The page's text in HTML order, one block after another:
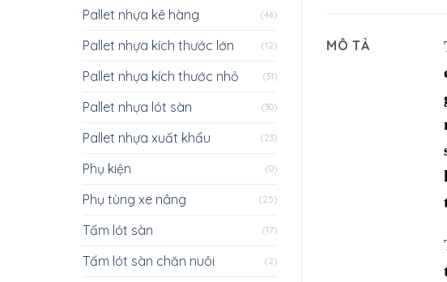
Pallet nhựa kê hàng (46)
Pallet nhựa kích thước lớn (12)
Pallet nhựa kích thước nhỏ (31)
Pallet nhựa lót sàn (30)
Pallet nhựa xuất khẩu (23)
Phụ kiện (0)
Phụ tùng xe nâng (25)
Tấm lót sàn (17)
Tấm lót sàn chăn nuôi (2)
MÔ TẢ